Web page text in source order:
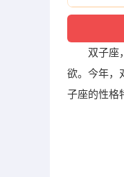
双子座
欲。今年，
子座的性格